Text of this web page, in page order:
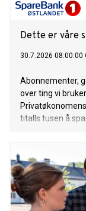
Dette er våre
30.7.2026 08:00:00
Abonnementer,
over ting vi
titalls tusen å